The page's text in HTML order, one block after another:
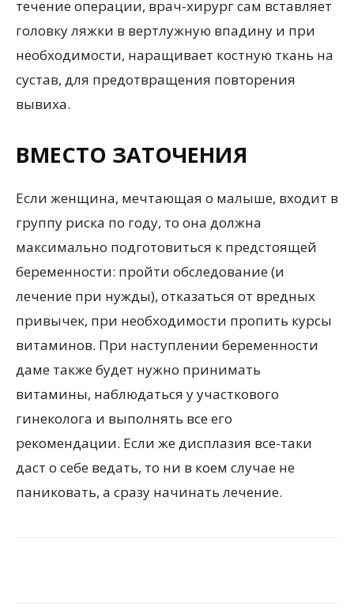
течение операции, врач-хирург сам вставляет
головку ляжки в вертлужную впадину и при
необходимости, наращивает костную ткань на
сустав, для предотвращения повторения
вывиха.
ВМЕСТО ЗАТОЧЕНИЯ
Если женщина, мечтающая о малыше, входит в
группу риска по году, то она должна
максимально подготовиться к предстоящей
беременности: пройти обследование (и
лечение при нужды), отказаться от вредных
привычек, при необходимости пропить курсы
витаминов. При наступлении беременности
даме также будет нужно принимать
витамины, наблюдаться у участкового
гинеколога и выполнять все его
рекомендации. Если же дисплазия все-таки
даст о себе ведать, то ни в коем случае не
паниковать, а сразу начинать лечение.